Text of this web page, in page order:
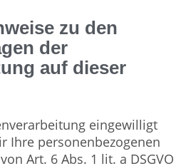
zu den
der
auf dieser
eingewilligt
Ihre personenbezogenen
Art. 6 Abs. 1 lit. a DSGVO